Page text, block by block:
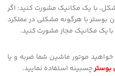
با یک مکانیک مشورت کنید: اگر
بوستر با هرگونه مشکلی در عملکرد
یک مکانیک مجاز مشورت کنید.
خواهید موتور ماشین شما ضربه و یا
بوسترچسبینه استفاده نمایید.